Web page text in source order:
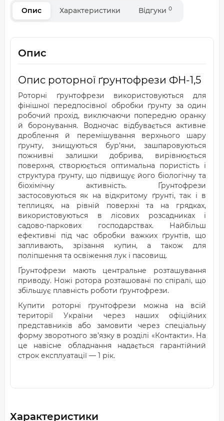
Опис Характеристики Відгуки 0
Опис
Опис роторної ґрунтофрези ФН-1,5
Роторні ґрунтофрези використовуються для
фінішної передпосівної обробки ґрунту за один
робочий прохід, виключаючи попередню оранку
й боронування. Водночас відбувається активне
дроблення й перемішування верхнього шару
ґрунту, знищуються бур’яни, зашпаровуються
пожнивні залишки добрива, вирівнюється
поверхня, створюється оптимальна пористість і
структура ґрунту, що підвищує його біологічну та
біохімічну активність. Ґрунтофрези
застосовуються як на відкритому ґрунті, так і в
теплицях, на рівній поверхні та на грядках,
використовуються в лісових розсадниках і
садово-паркових господарствах. Найбільш
ефективні під час обробки важких ґрунтів, що
запливають, зрізання купин, а також для
поліпшення та освіження лук і пасовищ.
Ґрунтофрези мають центральне розташування
приводу. Ножі ротора розташовані по спіралі, що
збільшує плавність роботи ґрунтофрези.
Купити роторні ґрунтофрези можна на всій
території України через наших офіційних
представників або замовити через спеціальну
форму зворотного зв’язку в розділі «Контакти». На
це навісне обладнання надається гарантійний
строк експлуатації — 1 рік.
Характеристики